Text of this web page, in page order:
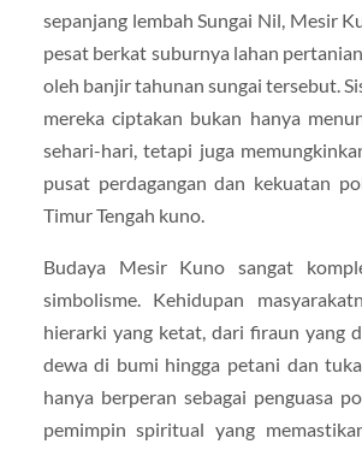
sepanjang lembah Sungai Nil, Mesir
pesat berkat suburnya lahan
oleh banjir tahunan sungai tersebut.
mereka ciptakan bukan hanya
sehari-hari, tetapi juga
pusat perdagangan dan kekuatan
Timur Tengah kuno.
Budaya Mesir Kuno sangat
simbolisme. Kehidupan
hierarki yang ketat, dari firaun yang
dewa di bumi hingga petani dan
hanya berperan sebagai penguasa
pemimpin spiritual yang